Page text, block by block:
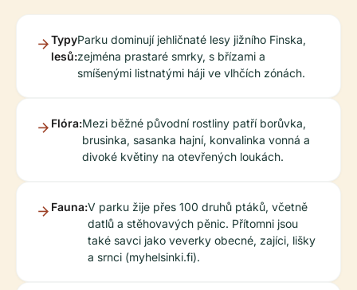
Typy
lesů:
Parku dominují jehličnaté lesy jižního Finska,
zejména prastaré smrky, s břízami a
smíšenými listnatými háji ve vlhčích zónách.
Flóra:Mezi běžné původní rostliny patří borůvka,
brusinka, sasanka hajní, konvalinka vonná a
divoké květiny na otevřených loukách.
Fauna:V parku žije přes 100 druhů ptáků, včetně
datlů a stěhovavých pěnic. Přítomni jsou
také savci jako veverky obecné, zajíci, lišky
a srnci (myhelsinki.fi).